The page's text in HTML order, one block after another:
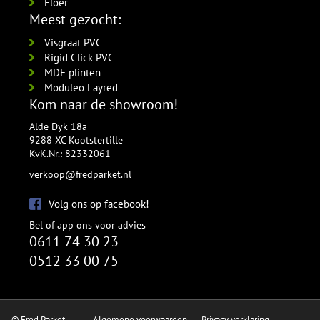
Meest gezocht:
Visgraat PVC
Rigid Click PVC
MDF plinten
Moduleo Layred
Kom naar de showroom!
Alde Dyk 18a
9288 XC Kootstertille
KvK.Nr.: 82332061
verkoop@fredparket.nl
Volg ons op facebook!
Bel of app ons voor advies
0611 74 30 23
0512 33 00 75